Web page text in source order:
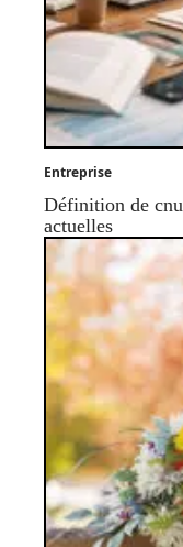
Entreprise
Définition de
actuelles